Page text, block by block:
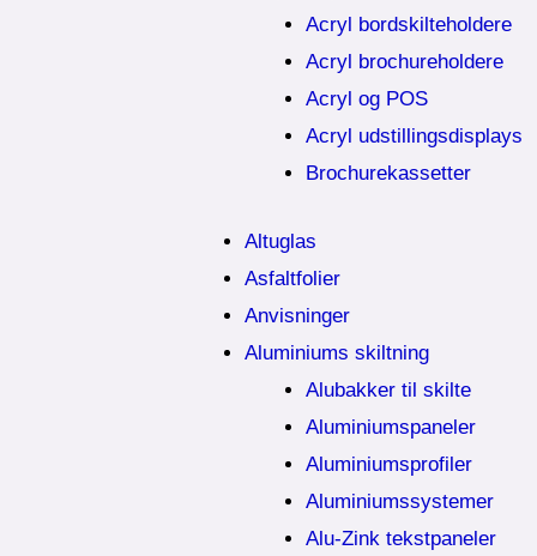
Acryl bordskilteholdere
Acryl brochureholdere
Acryl og POS
Acryl udstillingsdisplays
Brochurekassetter
Altuglas
Asfaltfolier
Anvisninger
Aluminiums skiltning
Alubakker til skilte
Aluminiumspaneler
Aluminiumsprofiler
Aluminiumssystemer
Alu-Zink tekstpaneler